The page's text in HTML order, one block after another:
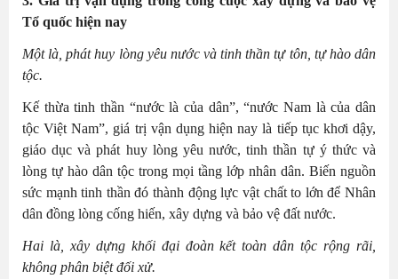
Tổ quốc hiện nay
Một là, phát huy lòng yêu nước và tinh thần tự tôn, tự hào dân
tộc.
Kế thừa tinh thần “nước là của dân”, “nước Nam là của dân
tộc Việt Nam”, giá trị vận dụng hiện nay là tiếp tục khơi dậy,
giáo dục và phát huy lòng yêu nước, tinh thần tự ý thức và
lòng tự hào dân tộc trong mọi tầng lớp nhân dân. Biến nguồn
sức mạnh tinh thần đó thành động lực vật chất to lớn để Nhân
dân đồng lòng cống hiến, xây dựng và bảo vệ đất nước.
Hai là, xây dựng khối đại đoàn kết toàn dân tộc rộng rãi,
không phân biệt đối xử.